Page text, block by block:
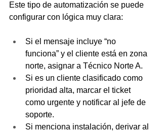
Este tipo de automatización se puede
configurar con lógica muy clara:
Si el mensaje incluye “no
funciona” y el cliente está en zona
norte, asignar a Técnico Norte A.
Si es un cliente clasificado como
prioridad alta, marcar el ticket
como urgente y notificar al jefe de
soporte.
Si menciona instalación, derivar al